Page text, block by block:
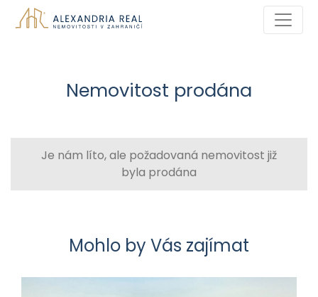
Nemovitost prodána
Je nám líto, ale požadovaná nemovitost již
byla prodána
Mohlo by Vás zajímat